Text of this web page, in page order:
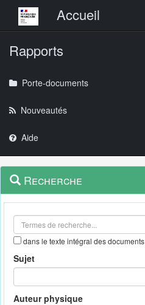
Menu principalAccueil
Rapports
Porte-documents
Nouveautés
Aide
Navigation
outils
Menu
contextuel
Recherche
dans le texte intégral des documents
Sujet
Auteur physique